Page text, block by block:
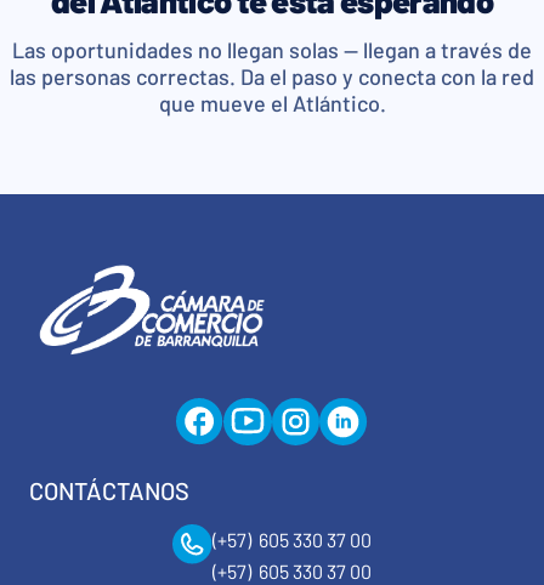
Las oportunidades no llegan solas — llegan a través de
las personas correctas. Da el paso y conecta con la red
que mueve el Atlántico.
CONTÁCTANOS
(+57) 605 330 37 00
(+57) 605 330 37 00